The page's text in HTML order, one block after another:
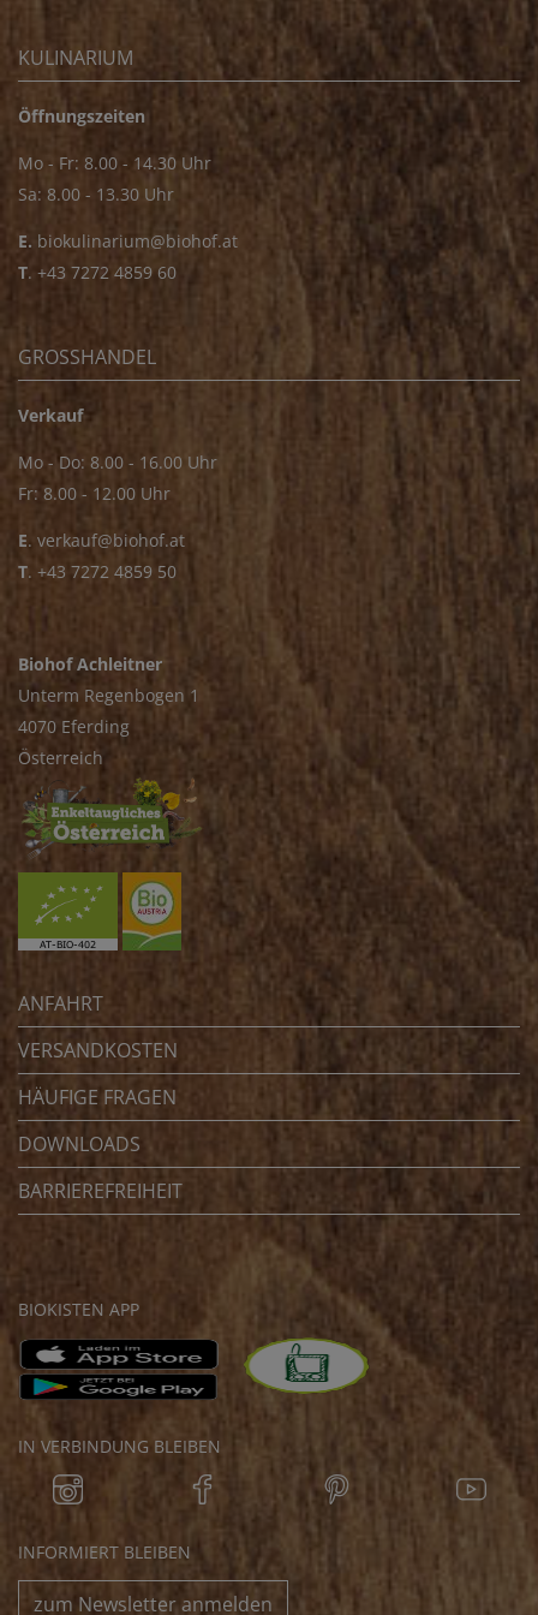
KULINARIUM
Öffnungszeiten
Mo - Fr: 8.00 - 14.30 Uhr
Sa: 8.00 - 13.30 Uhr
E. biokulinarium@biohof.at
T. +43 7272 4859 60
GROSSHANDEL
Verkauf
Mo - Do: 8.00 - 16.00 Uhr
Fr: 8.00 - 12.00 Uhr
E. verkauf@biohof.at
T. +43 7272 4859 50
Biohof Achleitner
Unterm Regenbogen 1
4070 Eferding
Österreich
ANFAHRT
VERSANDKOSTEN
HÄUFIGE FRAGEN
DOWNLOADS
BARRIEREFREIHEIT
BIOKISTEN APP
IN VERBINDUNG BLEIBEN
INFORMIERT BLEIBEN
zum Newsletter anmelden